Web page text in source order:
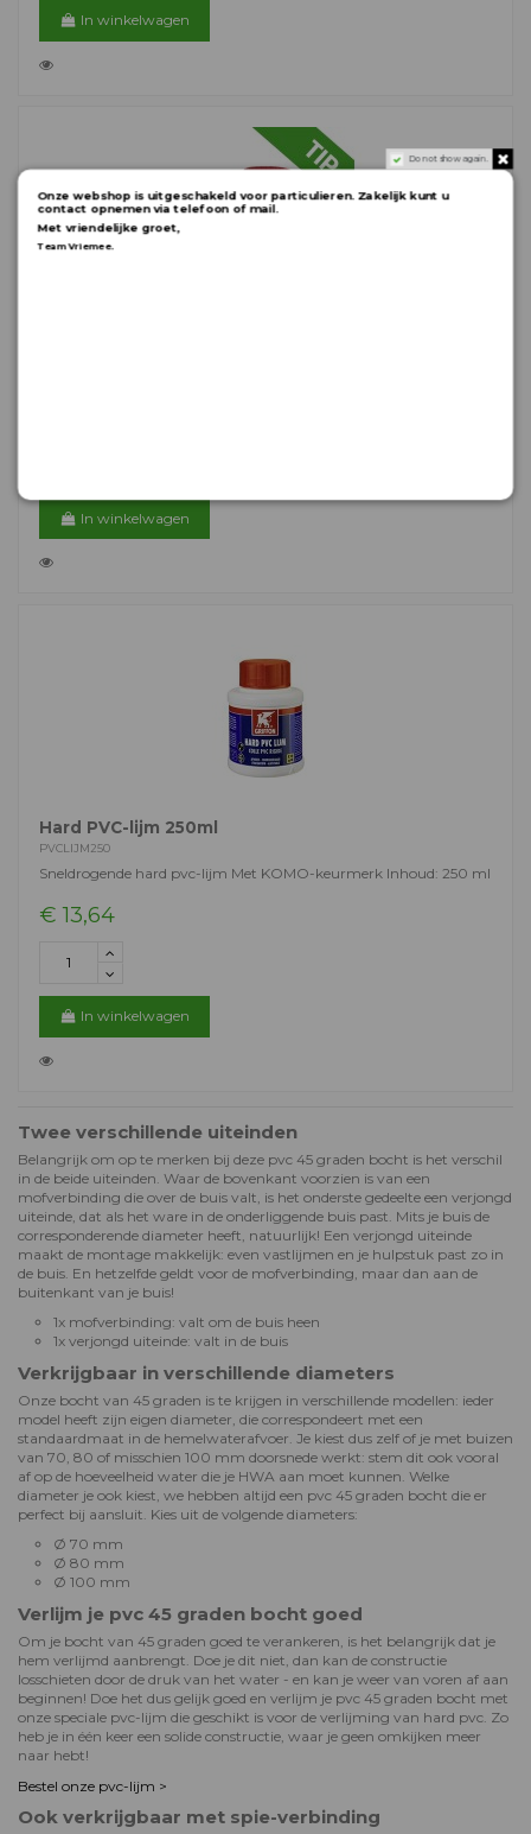
In winkelwagen
In winkelwagen
Hard PVC-lijm 250ml
PVCLIJM250
Sneldrogende hard pvc-lijm Met KOMO-keurmerk Inhoud: 250 ml
€ 13,64
In winkelwagen
Twee verschillende uiteinden
Belangrijk om op te merken bij deze pvc 45 graden bocht is het verschil
in de beide uiteinden. Waar de bovenkant voorzien is van een
mofverbinding die over de buis valt, is het onderste gedeelte een verjongd
uiteinde, dat als het ware in de onderliggende buis past. Mits je buis de
corresponderende diameter heeft, natuurlijk! Een verjongd uiteinde
maakt de montage makkelijk: even vastlijmen en je hulpstuk past zo in
de buis. En hetzelfde geldt voor de mofverbinding, maar dan aan de
buitenkant van je buis!
1x mofverbinding: valt om de buis heen
1x verjongd uiteinde: valt in de buis
Verkrijgbaar in verschillende diameters
Onze bocht van 45 graden is te krijgen in verschillende modellen: ieder
model heeft zijn eigen diameter, die correspondeert met een
standaardmaat in de hemelwaterafvoer. Je kiest dus zelf of je met buizen
van 70, 80 of misschien 100 mm doorsnede werkt: stem dit ook vooral
af op de hoeveelheid water die je HWA aan moet kunnen. Welke
diameter je ook kiest, we hebben altijd een pvc 45 graden bocht die er
perfect bij aansluit. Kies uit de volgende diameters:
Ø 70 mm
Ø 80 mm
Ø 100 mm
Verlijm je pvc 45 graden bocht goed
Om je bocht van 45 graden goed te verankeren, is het belangrijk dat je
hem verlijmd aanbrengt. Doe je dit niet, dan kan de constructie
losschieten door de druk van het water - en kan je weer van voren af aan
beginnen! Doe het dus gelijk goed en verlijm je pvc 45 graden bocht met
onze speciale pvc-lijm die geschikt is voor de verlijming van hard pvc. Zo
heb je in één keer een solide constructie, waar je geen omkijken meer
naar hebt!
Bestel onze pvc-lijm >
Ook verkrijgbaar met spie-verbinding
Do not show again.
Onze webshop is uitgeschakeld voor particulieren. Zakelijk kunt u
contact opnemen via telefoon of mail.
Met vriendelijke groet,
Team Vriemee.